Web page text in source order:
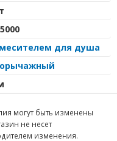
для душа
могут быть изменены
не несет
изменения.